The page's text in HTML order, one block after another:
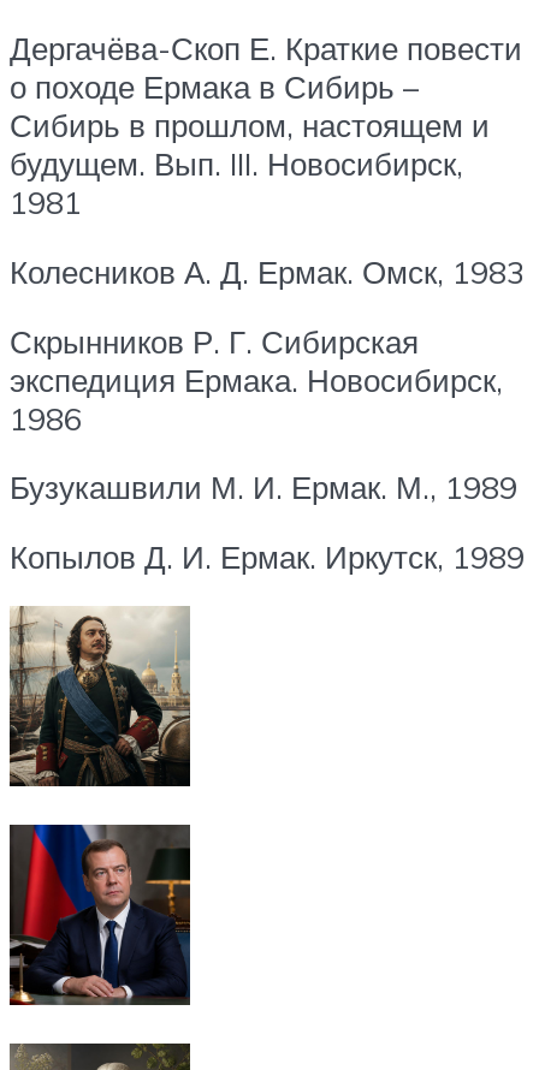
Дергачёва-Скоп Е. Краткие повести
о походе Ермака в Сибирь –
Сибирь в прошлом, настоящем и
будущем. Вып. III. Новосибирск,
1981
Колесников А. Д. Ермак. Омск, 1983
Скрынников Р. Г. Сибирская
экспедиция Ермака. Новосибирск,
1986
Бузукашвили М. И. Ермак. М., 1989
Копылов Д. И. Ермак. Иркутск, 1989